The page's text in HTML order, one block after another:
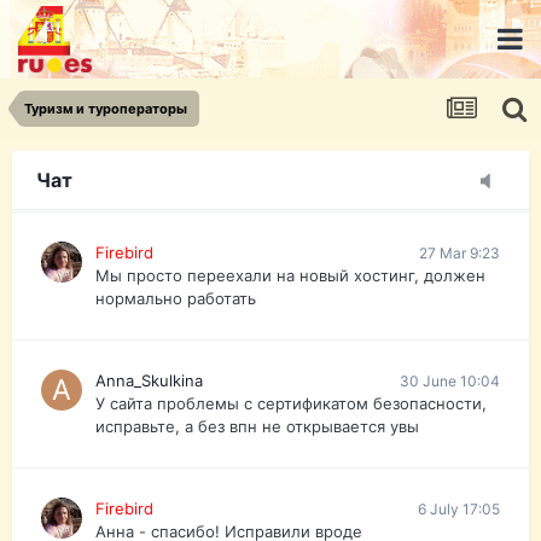
Туризм и туроператоры
Чат
urist.dokument@gmail.com
https://pasport-ua.com/
Телеграмм @uristpassua
Firebird
Друзья - из России без VPN сайт и форум
Firebird 27 Mar 9:23
Мы просто переехали на новый хостинг, должен
нормально работать
Anna_Skulkina 30 June 10:04
У сайта проблемы с сертификатом безопасности,
исправьте, а без впн не открывается увы
Firebird 6 July 17:05
Анна - спасибо! Исправили вроде